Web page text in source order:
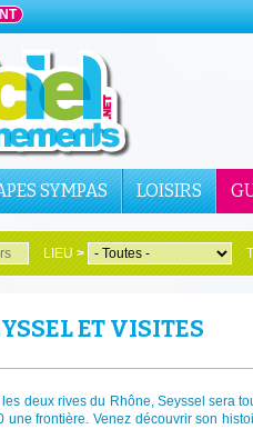
SYMPAS LOISIRS
LIEU>
ET VISITES
deux rives du Rhône, Seyssel sera
une frontière. Venez découvrir son